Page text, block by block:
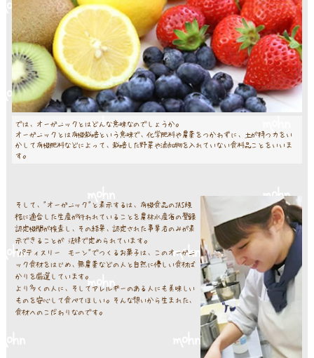
では、オーガニックとはどんな意味なのでしょうか。
オーガニックとは有機栽培という意味で、化学肥料や農薬をつかわずに、土が持つ力をい
かして有機肥料などによって、栽培した野菜や添加物を入れていない食料品ことをいいま
す。
そして、"オーガニック"と表示するは、有機食品のJAS規
格に適合した生産が行われていることを農林水産省の登録
認定機関が検査し、その結果、認定された事業者のみが表
示できることが 法律で定められています。
"パティスリー モーン"でつくるお菓子は、このオーガニ
ック食材をはじめ、無農薬などの人と自然に優しい食材ば
かりを厳選しています。
より多くの人に、そしてアレルギーのある人にも美味しい
ものを安心して食べてほしい。そんな想いから生まれた、
食材へのこだわりなのです。